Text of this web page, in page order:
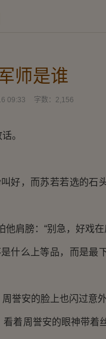
师是谁
09:33 字数： 2,156
。
，而苏若若选的石
肩膀：“别急，好戏在
么上等品，而是最
誉安的脸上也闪过意外
着周誉安的眼神带着